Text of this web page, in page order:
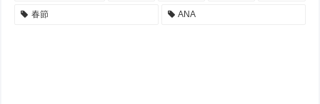
春節 ANA